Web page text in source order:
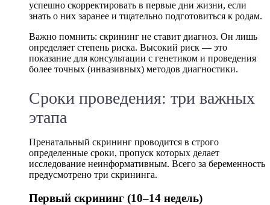
успешно скорректировать в первые дни жизни, если
знать о них заранее и тщательно подготовиться к родам.
Важно помнить: скрининг не ставит диагноз. Он лишь
определяет степень риска. Высокий риск — это
показание для консультации с генетиком и проведения
более точных (инвазивных) методов диагностики.
Сроки проведения: три важных
этапа
Пренатальный скрининг проводится в строго
определенные сроки, пропуск которых делает
исследование неинформативным. Всего за беременность
предусмотрено три скрининга.
Первый скрининг (10–14 недель)